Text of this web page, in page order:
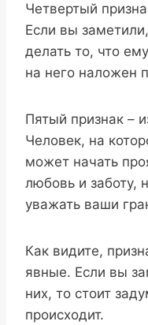
Четвертый
Если вы
делать то, что
на него наложен
Пятый признак –
Человек, на
может начать
любовь и заботу,
уважать ваши
Как видите,
явные. Если вы
них, то стоит
происходит.